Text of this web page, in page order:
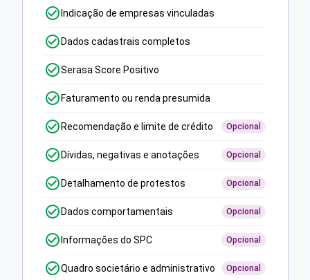
Indicação de empresas vinculadas
Dados cadastrais completos
Serasa Score Positivo
Faturamento ou renda presumida
Recomendação e limite de crédito Opcional
Dívidas, negativas e anotações Opcional
Detalhamento de protestos Opcional
Dados comportamentais Opcional
Informações do SPC Opcional
Quadro societário e administrativo Opcional